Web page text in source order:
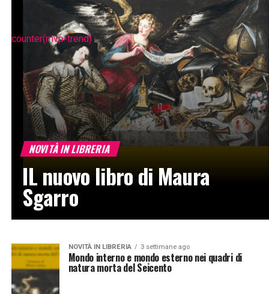
NOVITÀ IN LIBRERIA
IL nuovo libro di Maura
Sgarro
NOVITÀ IN LIBRERIA 3 settimane ago
Mondo interno e mondo esterno nei quadri di
natura morta del Seicento